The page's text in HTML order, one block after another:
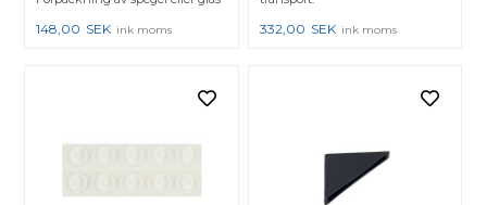
148,00 SEK ink moms 332,00 SEK ink moms